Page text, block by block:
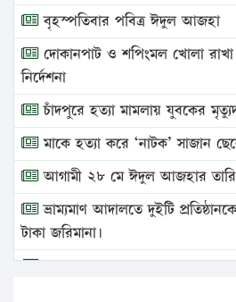
বৃহস্পতিবার পবিত্র ঈদুল আজহা
দোকানপাট ও শপিংমল খোলা রাখা
নির্দেশনা
চাঁদপুরে হত্যা মামলায় যুবকের
মাকে হত্যা করে ‘নাটক’ সাজান
আগামী ২৮ মে ঈদুল আজহার
ভ্রাম্যমাণ আদালতে দুইটি
টাকা জরিমানা।
এবার লঞ্চের ভাড়া বাড়ল